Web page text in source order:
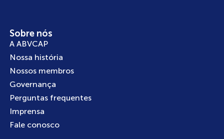
Sobre nós
A ABVCAP
Nossa história
Nossos membros
Governança
Perguntas frequentes
Imprensa
Fale conosco